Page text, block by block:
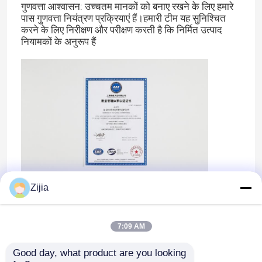
गुणवत्ता आश्वासन: उच्चतम मानकों को बनाए रखने के लिए हमारे
पास गुणवत्ता नियंत्रण प्रक्रियाएं हैं।हमारी टीम यह सुनिश्चित
करने के लिए निरीक्षण और परीक्षण करती है कि निर्मित उत्पाद
नियामकों के अनुरूप हैं
Zijia
7:09 AM
Good day, what product are you looking